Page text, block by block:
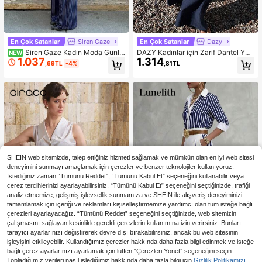
En Çok Satanlar Siren Gaze
NEW Siren Gaze Kadın Moda Günlü
k Giyim Çizgili Gömlek ve Pantolon
2 Parça Takım
1.037,69TL -4%
En Çok Satanlar Airaco
En Çok Satanlar Dazy
DAZY Kadınlar için Zarif Dantel Ya
ma Detaylı Askılı Bluz ve Geniş Paç
alı Pantolon 2 Parça Takım, İlkbaha
rı, Kadınlar İçin Kısa Takımlar
1.314,81TL
En Çok Satanlar Lunelith
SHEIN web sitemizde, talep ettiğiniz hizmeti sağlamak ve mümkün olan en iyi web sitesi
deneyimini sunmayı amaçlamak için çerezler ve benzer teknolojiler kullanıyoruz.
İstediğiniz zaman “Tümünü Reddet”, “Tümünü Kabul Et” seçeneğini kullanabilir veya
çerez tercihlerinizi ayarlayabilirsiniz. “Tümünü Kabul Et” seçeneğini seçtiğinizde, trafiği
analiz etmemize, gelişmiş işlevsellik sunmamıza ve SHEIN ile alışveriş deneyiminizi
tamamlamak için içeriği ve reklamları kişiselleştirmemize yardımcı olan tüm isteğe bağlı
çerezleri ayarlayacağız. “Tümünü Reddet” seçeneğini seçtiğinizde, web sitemizin
çalışmasını sağlayan kesinlikle gerekli çerezlerin kullanımına izin verirsiniz. Bunları
tarayıcı ayarlarınızı değiştirerek devre dışı bırakabilirsiniz, ancak bu web sitesinin
işleyişini etkileyebilir. Kullandığımız çerezler hakkında daha fazla bilgi edinmek ve isteğe
bağlı çerez ayarlarınızı ayarlamak için lütfen “Çerezleri Yönet” seçeneğini seçin.
Topladığımız verileri nasıl işlediğimiz hakkında daha fazla bilgi için Gizlilik Politikamızı